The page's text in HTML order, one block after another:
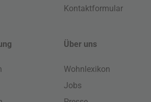
Kontaktformular
Über uns
Wohnlexikon
Jobs